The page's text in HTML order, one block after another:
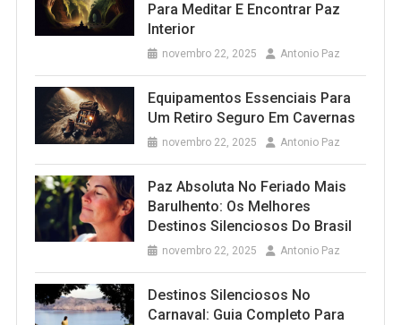
Para Meditar E Encontrar Paz
Interior
novembro 22, 2025 Antonio Paz
Equipamentos Essenciais Para
Um Retiro Seguro Em Cavernas
novembro 22, 2025 Antonio Paz
Paz Absoluta No Feriado Mais
Barulhento: Os Melhores
Destinos Silenciosos Do Brasil
novembro 22, 2025 Antonio Paz
Destinos Silenciosos No
Carnaval: Guia Completo Para